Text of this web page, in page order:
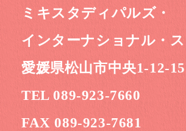
ミキスタディパルズ・
インターナショナル・
愛媛県松山市中央1-12-15
TEL 089-923-7660
FAX 089-923-7681